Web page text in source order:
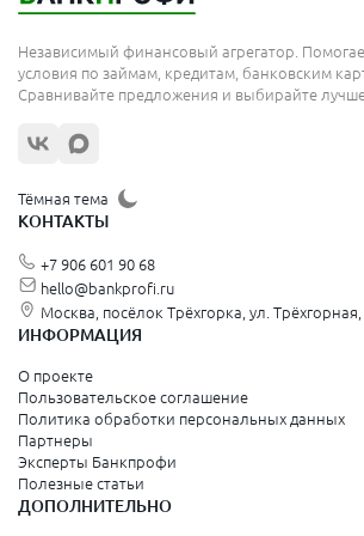
Сканируйте qr и получите займ до 7 дней
Кто может получить займ:
заемщику
Хотя требования у разных МФО могут
критерии для тех, кто планирует
Совершеннолетие . Обычно от 18 лет
65–70 лет).
Действующий паспорт
данные для идентификации.
Александровск-Сахалинский
Алексин
Алешки
Алзамай
Амурск
Анадырь
Апрелевка
Арамиль
Ардатов
Арзамас
Аркадак
Арсеньев
Асино
Аша
Бабаево
Бабушкин
Багратионовск
Баксан
Балабаново
Независимый финансовый агрегатор.
условия по займам, кредитам, банковским
Сравнивайте предложения и выбирайте
Тёмная тема
КОНТАКТЫ
+7 906 601 90 68
hello@bankprofi.ru
Москва, посёлок Трёхгорка, ул. Трёхгорная,
ИНФОРМАЦИЯ
О проекте
Пользовательское соглашение
Политика обработки персональных данных
Партнеры
Эксперты Банкпрофи
Полезные статьи
ДОПОЛНИТЕЛЬНО